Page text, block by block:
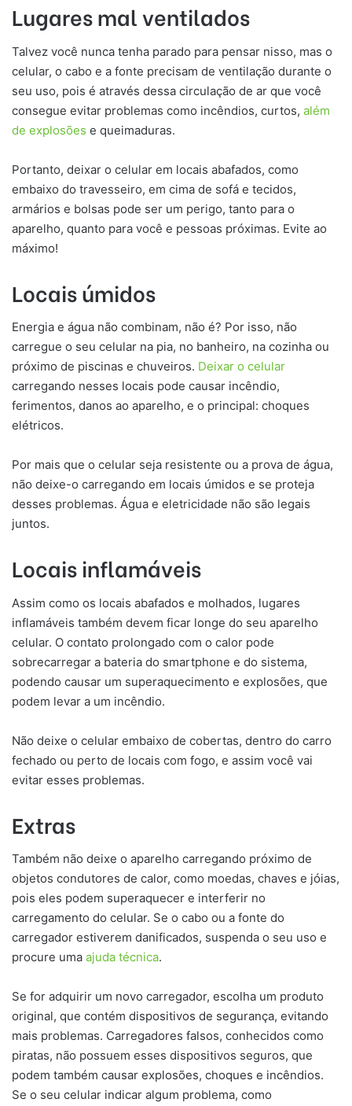
Lugares mal ventilados
Talvez você nunca tenha parado para pensar nisso, mas o
celular, o cabo e a fonte precisam de ventilação durante o
seu uso, pois é através dessa circulação de ar que você
consegue evitar problemas como incêndios, curtos, além
de explosões e queimaduras.
Portanto, deixar o celular em locais abafados, como
embaixo do travesseiro, em cima de sofá e tecidos,
armários e bolsas pode ser um perigo, tanto para o
aparelho, quanto para você e pessoas próximas. Evite ao
máximo!
Locais úmidos
Energia e água não combinam, não é? Por isso, não
carregue o seu celular na pia, no banheiro, na cozinha ou
próximo de piscinas e chuveiros. Deixar o celular
carregando nesses locais pode causar incêndio,
ferimentos, danos ao aparelho, e o principal: choques
elétricos.
Por mais que o celular seja resistente ou a prova de água,
não deixe-o carregando em locais úmidos e se proteja
desses problemas. Água e eletricidade não são legais
juntos.
Locais inflamáveis
Assim como os locais abafados e molhados, lugares
inflamáveis também devem ficar longe do seu aparelho
celular. O contato prolongado com o calor pode
sobrecarregar a bateria do smartphone e do sistema,
podendo causar um superaquecimento e explosões, que
podem levar a um incêndio.
Não deixe o celular embaixo de cobertas, dentro do carro
fechado ou perto de locais com fogo, e assim você vai
evitar esses problemas.
Extras
Também não deixe o aparelho carregando próximo de
objetos condutores de calor, como moedas, chaves e jóias,
pois eles podem superaquecer e interferir no
carregamento do celular. Se o cabo ou a fonte do
carregador estiverem danificados, suspenda o seu uso e
procure uma ajuda técnica.
Se for adquirir um novo carregador, escolha um produto
original, que contém dispositivos de segurança, evitando
mais problemas. Carregadores falsos, conhecidos como
piratas, não possuem esses dispositivos seguros, que
podem também causar explosões, choques e incêndios.
Se o seu celular indicar algum problema, como